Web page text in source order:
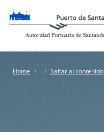
Home Saltar al contenido